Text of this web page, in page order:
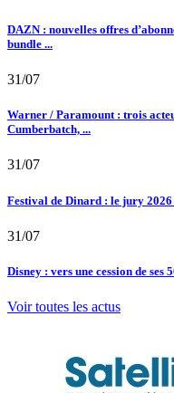
DAZN : nouvelles offres
bundle ...
31/07
Warner / Paramount : trois
Cumberbatch, ...
31/07
Festival de Dinard : le jury
31/07
Disney : vers une cession de ses
Voir toutes les actus